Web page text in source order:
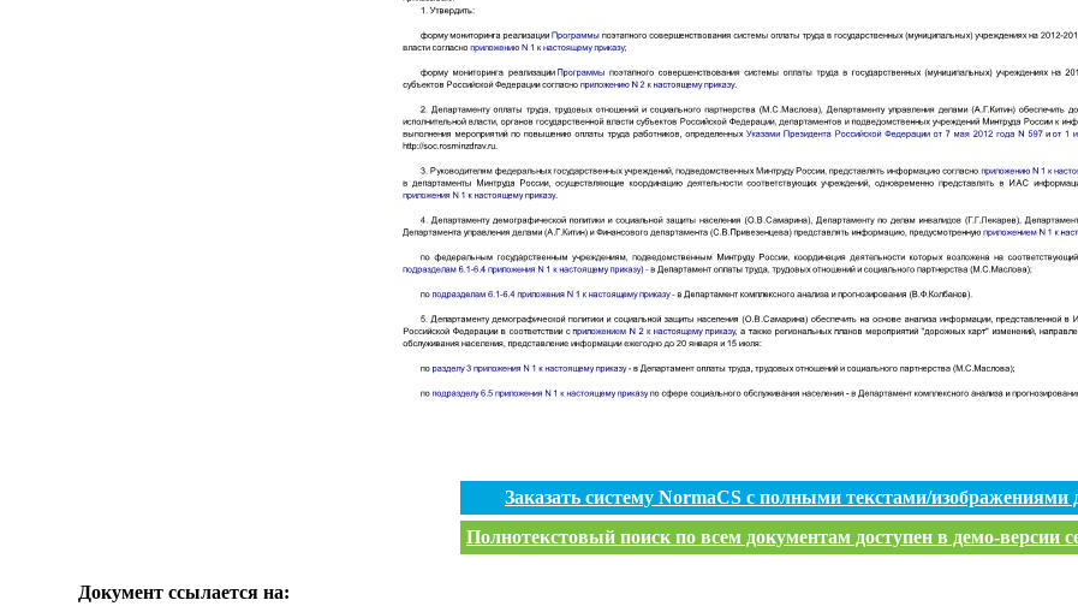
Заказать систему NormaCS с полными текстами/изображениями
Полнотекстовый поиск по всем документам доступен в демо-версии
Документ ссылается на: